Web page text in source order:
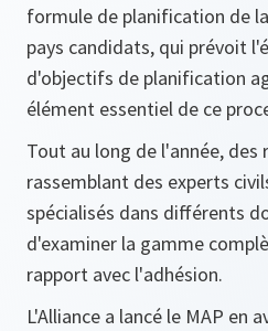
formule de planification de
pays candidats, qui prévoit
d'objectifs de planification
élément essentiel de ce
Tout au long de l'année, des
rassemblant des experts
spécialisés dans différents
d'examiner la gamme
rapport avec l'adhésion.
L'Alliance a lancé le MAP en